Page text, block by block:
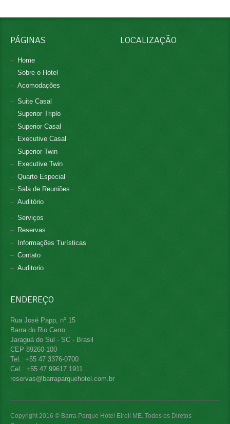
PÁGINAS
Home
Sobre o Hotel
Acomodações
Suite Casal
Superior Triplo
Superior Casal
Executive Casal
Superior Twin
Executive Twin
Quarto Especial
Sala de Reuniões
Auditório
Serviços
Reservas
Informações Turísticas
Contato
Auditorio
LOCALIZAÇÃO
ENDEREÇO
Rua José Papp, nº 15
Barra do Rio Cerro
Jaraguá do Sul - SC - Brasil
CEP 89260-100
Tel.: +55 47 3376-0700
Cel.: +55 47 99617 1911
reservas@barraparquehotel.com.br
Copyright 2016 © Barra Parque Hotel Eireli ME. Todos os Diretos